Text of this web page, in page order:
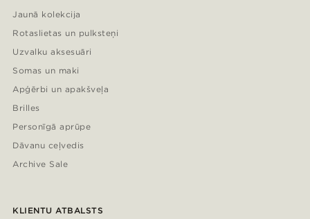
Jaunā kolekcija
Rotaslietas un pulksteņi
Uzvalku aksesuāri
Somas un maki
Apģērbi un apakšveļa
Brilles
Personīgā aprūpe
Dāvanu ceļvedis
Archive Sale
KLIENTU ATBALSTS